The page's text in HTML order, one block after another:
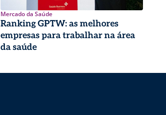
Mercado da Saúde
Ranking GPTW: as melhores
empresas para trabalhar na área
da saúde